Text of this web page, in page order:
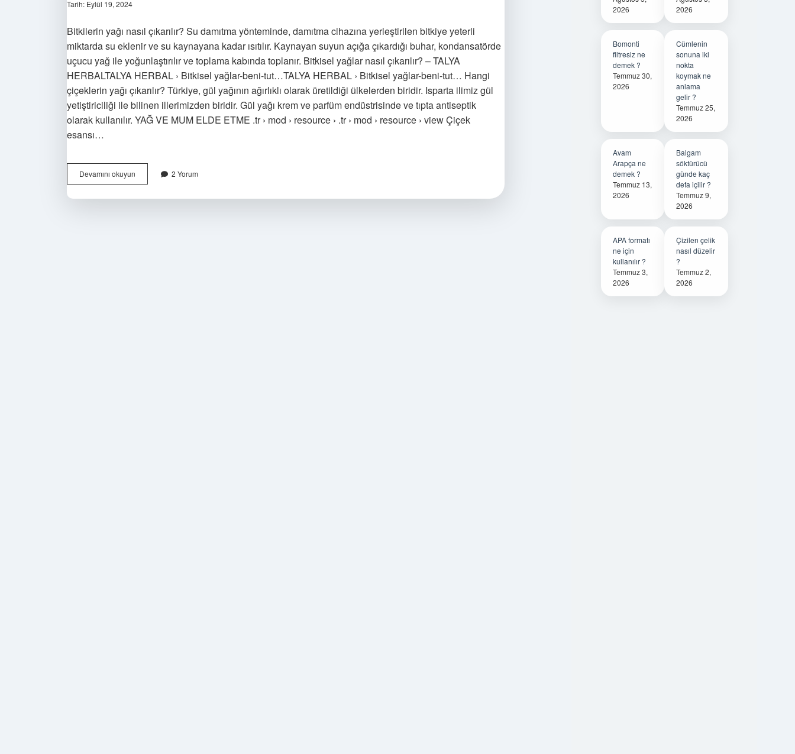
Tarih: Eylül 19, 2024
Bitkilerin yağı nasıl çıkarılır? Su damıtma yönteminde, damıtma cihazına yerleştirilen bitkiye yeterli
miktarda su eklenir ve su kaynayana kadar ısıtılır. Kaynayan suyun açığa çıkardığı buhar, kondansatörde
uçucu yağ ile yoğunlaştırılır ve toplama kabında toplanır. Bitkisel yağlar nasıl çıkarılır? – TALYA
HERBALTALYA HERBAL › Bitkisel yağlar-beni-tut…TALYA HERBAL › Bitkisel yağlar-beni-tut… Hangi
çiçeklerin yağı çıkarılır? Türkiye, gül yağının ağırlıklı olarak üretildiği ülkelerden biridir. Isparta ilimiz gül
yetiştiriciliği ile bilinen illerimizden biridir. Gül yağı krem ​​ve parfüm endüstrisinde ve tıpta antiseptik
olarak kullanılır. YAĞ VE MUM ELDE ETME .tr › mod › resource › .tr › mod › resource › view Çiçek
esansı…
Devamını okuyun Çiçeklerin
Yağı
2 Yorum
2026
2026
Bomonti
filtresiz ne
demek ?
Temmuz 30,
2026
Cümlenin
sonuna iki
nokta
koymak ne
anlama
gelir ?
Temmuz 25,
2026
Avam
Arapça ne
demek ?
Temmuz 13,
2026
Balgam
söktürücü
günde kaç
defa içilir ?
Temmuz 9,
2026
APA formatı
ne için
kullanılır ?
Temmuz 3,
2026
Çizilen çelik
nasıl düzelir
?
Temmuz 2,
2026